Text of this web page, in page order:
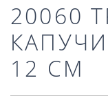
20060
12 СМ